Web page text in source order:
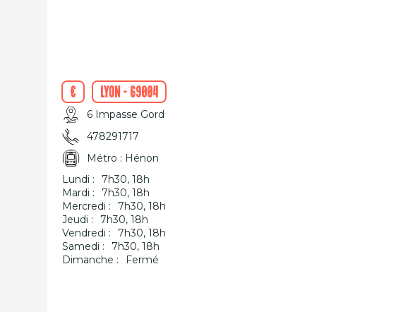
€ Lyon - 69004
6 Impasse Gord
478291717
Métro : Hénon
Lundi :
7h30, 18h
Mardi :
7h30, 18h
Mercredi :
7h30, 18h
Jeudi :
7h30, 18h
Vendredi :
7h30, 18h
Samedi :
7h30, 18h
Dimanche :
Fermé